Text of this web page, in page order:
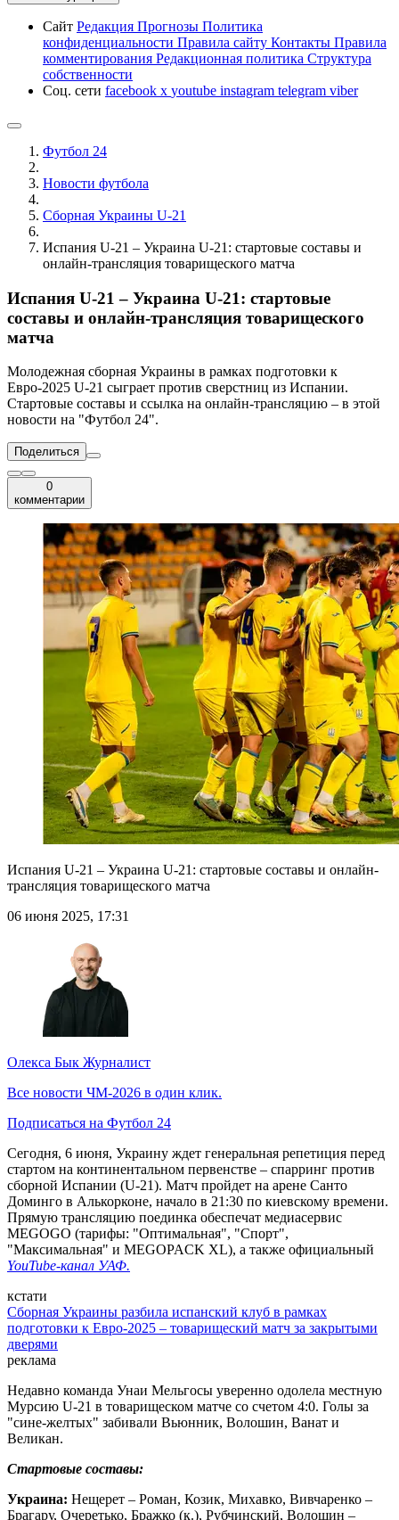
Сайт Редакция Прогнозы Политика
конфиденциальности Правила сайту Контакты Правила
комментирования Редакционная политика Структура
собственности
Соц. сети facebook x youtube instagram telegram viber
Футбол 24
Новости футбола
Сборная Украины U-21
Испания U-21 – Украина U-21: стартовые составы и
онлайн-трансляция товарищеского матча
Испания U-21 – Украина U-21: стартовые
составы и онлайн-трансляция товарищеского
матча
Молодежная сборная Украины в рамках подготовки к
Евро-2025 U-21 сыграет против сверстниц из Испании.
Стартовые составы и ссылка на онлайн-трансляцию – в этой
новости на "Футбол 24".
Поделиться
0
комментарии
Испания U-21 – Украина U-21: стартовые составы и онлайн-
трансляция товарищеского матча
06 июня 2025, 17:31
Олекса Бык Журналист
Все новости ЧМ-2026 в один клик.
Подписаться на Футбол 24
Сегодня, 6 июня, Украину ждет генеральная репетиция перед
стартом на континентальном первенстве – спарринг против
сборной Испании (U-21). Матч пройдет на арене Санто
Доминго в Алькорконе, начало в 21:30 по киевскому времени.
Прямую трансляцию поединка обеспечат медиасервис
MEGOGO (тарифы: "Оптимальная", "Спорт",
"Максимальная" и MEGOPACK XL), а также официальный
YouTube-канал УАФ.
кстати
Сборная Украины разбила испанский клуб в рамках
подготовки к Евро-2025 – товарищеский матч за закрытыми
дверями
реклама
Недавно команда Унаи Мельгосы уверенно одолела местную
Мурсию U-21 в товарищеском матче со счетом 4:0. Голы за
"сине-желтых" забивали Вьюнник, Волошин, Ванат и
Великан.
Стартовые составы:
Украина: Нещерет – Роман, Козик, Михавко, Вивчаренко –
Брагару, Очеретько, Бражко (к.), Рубчинский, Волошин –